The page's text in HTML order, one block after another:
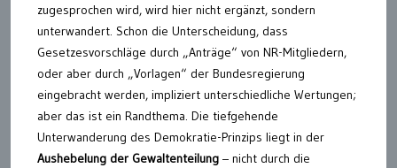
zugesprochen wird, wird hier nicht ergänzt, sondern
unterwandert. Schon die Unterscheidung, dass
Gesetzesvorschläge durch „Anträge“ von NR-Mitgliedern,
oder aber durch „Vorlagen“ der Bundesregierung
eingebracht werden, impliziert unterschiedliche Wertungen;
aber das ist ein Randthema. Die tiefgehende
Unterwanderung des Demokratie-Prinzips liegt in der
Aushebelung der Gewaltenteilung – nicht durch die